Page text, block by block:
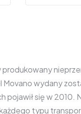
wydany
pojawił się w
typu